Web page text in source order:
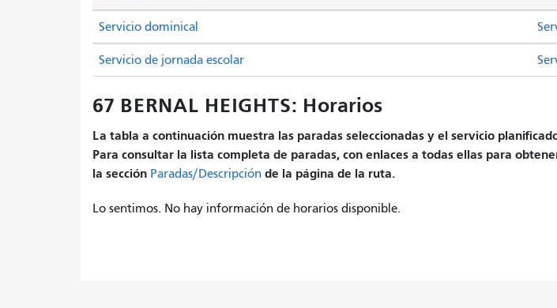
Servicio dominical
Servicio de jornada escolar
67 BERNAL HEIGHTS: Horarios
La tabla a continuación muestra las paradas seleccionadas y el servicio
Para consultar la lista completa de paradas, con enlaces a todas ellas para
la sección Paradas/Descripción de la página de la ruta.
Lo sentimos. No hay información de horarios disponible.